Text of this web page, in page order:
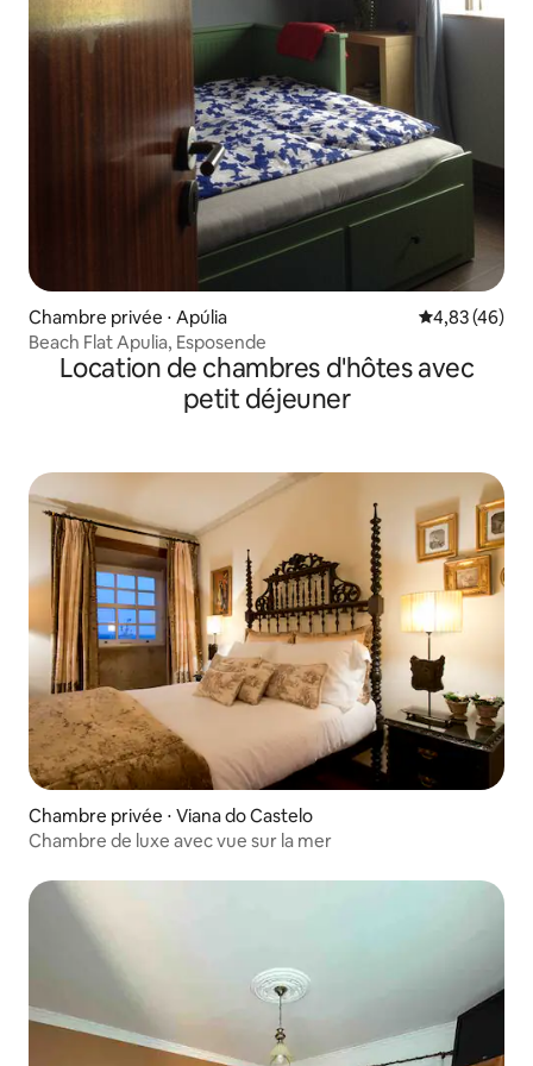
Chambre privée ⋅ Apúlia Évaluation
4,83 (46)
Beach Flat Apulia, Esposende
Location de chambres d'hôtes avec
petit déjeuner
Chambre privée ⋅ Viana do Castelo
Chambre de luxe avec vue sur la mer